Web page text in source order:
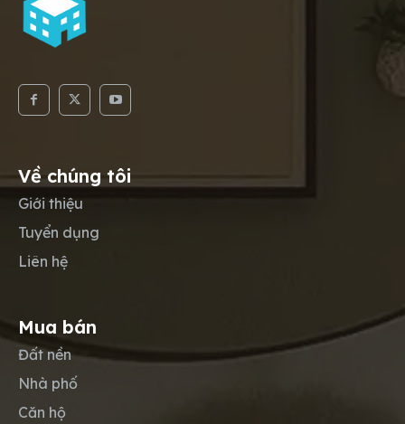
Về chúng tôi
Giới thiệu
Tuyển dụng
Liên hệ
Mua bán
Đất nền
Nhà phố
Căn hộ